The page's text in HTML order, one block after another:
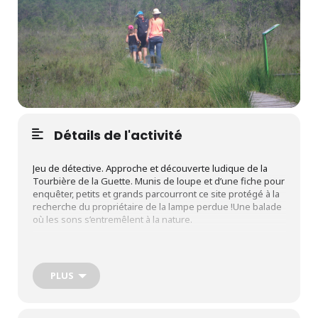
Détails de l'activité
Jeu de détective. Approche et découverte ludique de la
Tourbière de la Guette. Munis de loupe et d’une fiche pour
enquêter, petits et grands parcourront ce site protégé à la
recherche du propriétaire de la lampe perdue !Une balade
où les sons s’entremêlent à la nature.
Familial – Gratuit – Accueil entre 14h30-17h
PLUS